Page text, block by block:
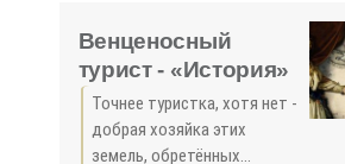
как, допустим, завод
«Фиолент»,
Венценосный
турист - «История»
Точнее туристка, хотя нет -
добрая хозяйка этих
земель, обретённых